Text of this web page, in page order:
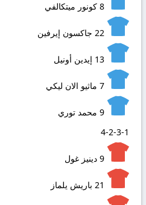
8 كونور ميتكالفي
22 جاكسون إيرفين
13 إيدين أونيل
7 ماثيو الان ليكي
9 محمد توري
4-2-3-1
9 دينيز غول
21 باريش يلماز